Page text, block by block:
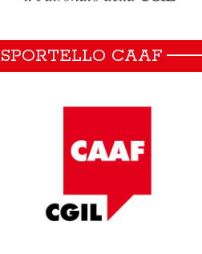
SPORTELLO CAAF